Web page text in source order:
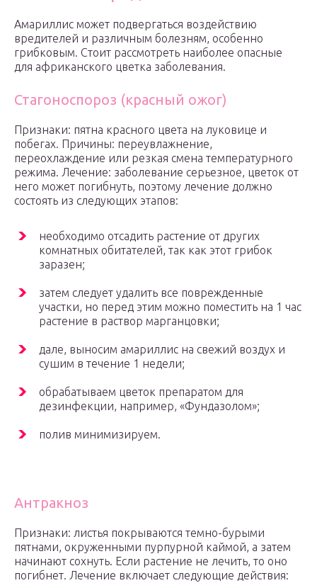
Амариллис может подвергаться воздействию
вредителей и различным болезням, особенно
грибковым. Стоит рассмотреть наиболее опасные
для африканского цветка заболевания.
Стагоноспороз (красный ожог)
Признаки: пятна красного цвета на луковице и
побегах. Причины: переувлажнение,
переохлаждение или резкая смена температурного
режима. Лечение: заболевание серьезное, цветок от
него может погибнуть, поэтому лечение должно
состоять из следующих этапов:
необходимо отсадить растение от других
комнатных обитателей, так как этот грибок
заразен;
затем следует удалить все поврежденные
участки, но перед этим можно поместить на 1 час
растение в раствор марганцовки;
дале, выносим амариллис на свежий воздух и
сушим в течение 1 недели;
обрабатываем цветок препаратом для
дезинфекции, например, «Фундазолом»;
полив минимизируем.
Антракноз
Признаки: листья покрываются темно-бурыми
пятнами, окруженными пурпурной каймой, а затем
начинают сохнуть. Если растение не лечить, то оно
погибнет. Лечение включает следующие действия: